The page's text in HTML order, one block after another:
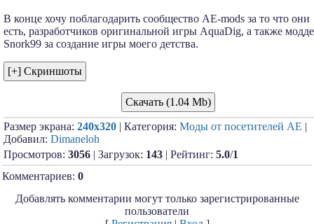
В конце хочу поблагодарить сообщество AE-mods за то что они
есть, разработчиков оригинальной игры AquaDig, а также
Snork99 за создание игры моего детства.
Скачать (1.04 Mb)
Размер экрана: 240x320 | Категория: Моды от посетителей АЕ |
Добавил: Dimaneloh
Просмотров: 3056 | Загрузок: 143 | Рейтинг: 5.0/1
Комментариев: 0
Добавлять комментарии могут только зарегистрированные
пользователи